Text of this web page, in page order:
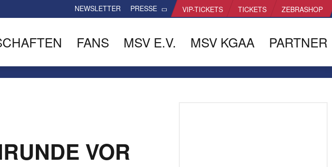
VIP-TICKETS TICKETS ZEBRASHOP
NEWSLETTER PRESSE
FANS MSV E.V. MSV KGAA PARTNER
VOR